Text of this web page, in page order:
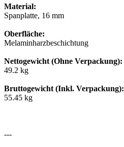
Material:
Spanplatte, 16 mm
Oberfläche:
Melaminharzbeschichtung
Nettogewicht (Ohne Verpackung):
49.2 kg
Bruttogewicht (Inkl. Verpackung):
55.45 kg
---